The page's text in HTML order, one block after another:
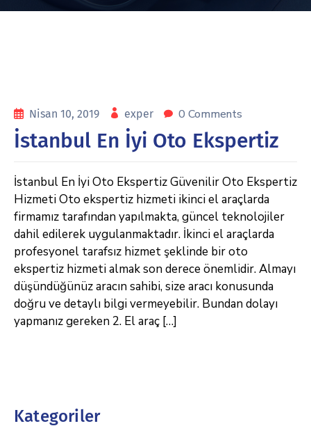
Nisan 10, 2019 exper 0 Comments
İstanbul En İyi Oto Ekspertiz
İstanbul En İyi Oto Ekspertiz Güvenilir Oto Ekspertiz
Hizmeti Oto ekspertiz hizmeti ikinci el araçlarda
firmamız tarafından yapılmakta, güncel teknolojiler
dahil edilerek uygulanmaktadır. İkinci el araçlarda
profesyonel tarafsız hizmet şeklinde bir oto
ekspertiz hizmeti almak son derece önemlidir. Almayı
düşündüğünüz aracın sahibi, size aracı konusunda
doğru ve detaylı bilgi vermeyebilir. Bundan dolayı
yapmanız gereken 2. El araç […]
Kategoriler